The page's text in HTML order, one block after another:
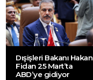
Dışişleri Bakanı Hakan
Fidan 25 Mart’ta
ABD’ye gidiyor